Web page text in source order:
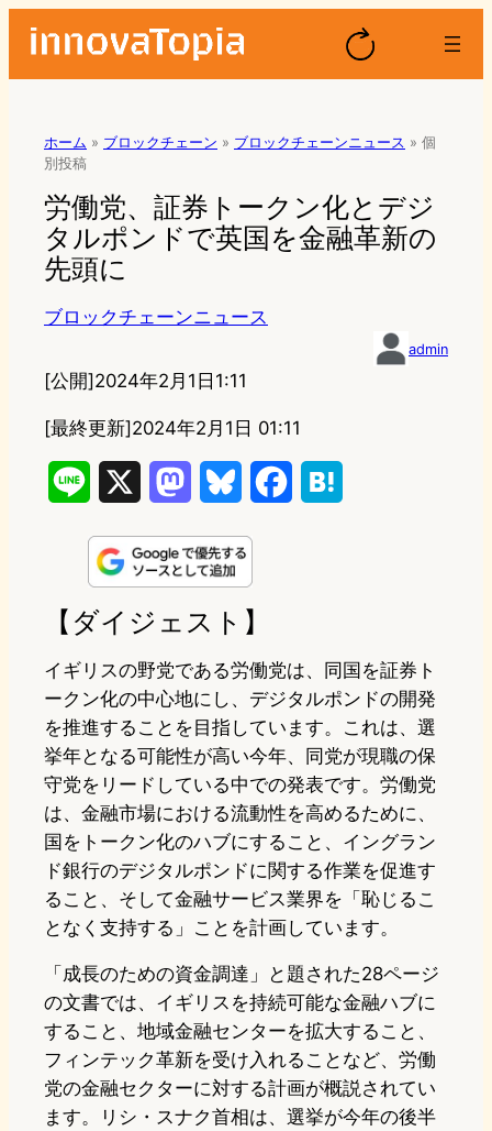
ホーム » ブロックチェーン » ブロックチェーンニュース » 個
別投稿
労働党、証券トークン化とデジ
タルポンドで英国を金融革新の
先頭に
ブロックチェーンニュース
admin
[公開]2024年2月1日1:11
[最終更新]2024年2月1日 01:11
n
e
s
d
o
n
u
e
y
o
o
k
a
【ダイジェスト】
イギリスの野党である労働党は、同国を証券ト
ークン化の中心地にし、デジタルポンドの開発
を推進することを目指しています。これは、選
挙年となる可能性が高い今年、同党が現職の保
守党をリードしている中での発表です。労働党
は、金融市場における流動性を高めるために、
国をトークン化のハブにすること、イングラン
ド銀行のデジタルポンドに関する作業を促進す
ること、そして金融サービス業界を「恥じるこ
となく支持する」ことを計画しています。
「成長のための資金調達」と題された28ページ
の文書では、イギリスを持続可能な金融ハブに
すること、地域金融センターを拡大すること、
フィンテック革新を受け入れることなど、労働
党の金融セクターに対する計画が概説されてい
ます。リシ・スナク首相は、選挙が今年の後半